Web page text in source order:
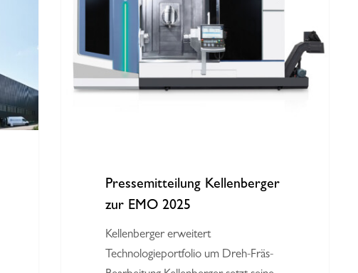
Pressemitteilung Kellenberger
zur EMO 2025
Kellenberger erweitert
Technologieportfolio um Dreh-Fräs-